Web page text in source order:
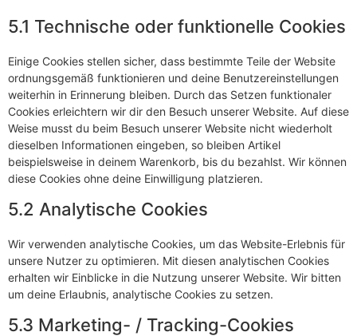
5.1 Technische oder funktionelle Cookies
Einige Cookies stellen sicher, dass bestimmte Teile der Website
ordnungsgemäß funktionieren und deine Benutzereinstellungen
weiterhin in Erinnerung bleiben. Durch das Setzen funktionaler
Cookies erleichtern wir dir den Besuch unserer Website. Auf diese
Weise musst du beim Besuch unserer Website nicht wiederholt
dieselben Informationen eingeben, so bleiben Artikel
beispielsweise in deinem Warenkorb, bis du bezahlst. Wir können
diese Cookies ohne deine Einwilligung platzieren.
5.2 Analytische Cookies
Wir verwenden analytische Cookies, um das Website-Erlebnis für
unsere Nutzer zu optimieren. Mit diesen analytischen Cookies
erhalten wir Einblicke in die Nutzung unserer Website. Wir bitten
um deine Erlaubnis, analytische Cookies zu setzen.
5.3 Marketing- / Tracking-Cookies